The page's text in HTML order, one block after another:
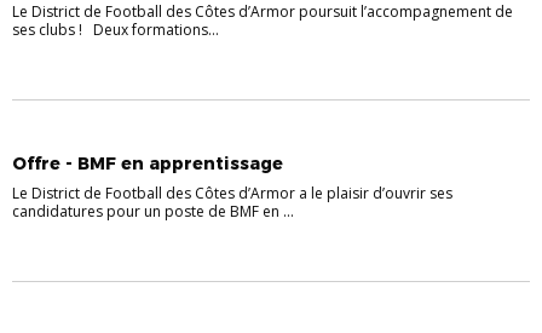
Le District de Football des Côtes d’Armor poursuit l’accompagnement de
ses clubs ! Deux formations...
Offre - BMF en apprentissage
Le District de Football des Côtes d’Armor a le plaisir d’ouvrir ses
candidatures pour un poste de BMF en ...